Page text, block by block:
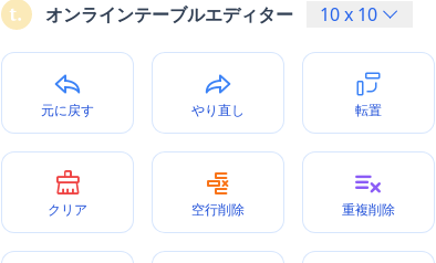
オンラインテーブルエディター 10x 10
元に戻す やり直し 転置
クリア 空行削除 重複削除